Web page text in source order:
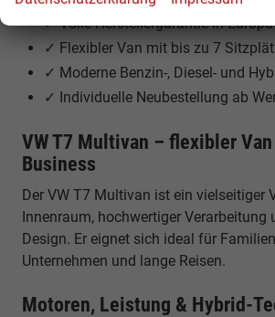
✓ Volle Herstellergarantie in Europa
✓ Flexibler Van mit bis zu 7
✓ Moderne Benzin-, Diesel- und
✓ Individuelle Neubestellung ab
VW T7 Multivan – flexibler
Business
Der VW T7 Multivan ist ein vielseitiger
Innenraum, hochwertiger Verarbeitung
Design. Er eignet sich ideal für
Unternehmen und lange Reisen.
Motoren, Leistung & Hybrid-